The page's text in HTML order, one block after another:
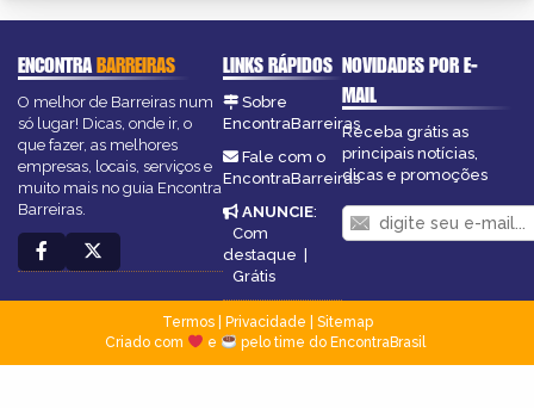
ENCONTRABARREIRAS
O melhor de Barreiras num
só lugar! Dicas, onde ir, o
que fazer, as melhores
empresas, locais, serviços e
muito mais no guia Encontra
Barreiras.
LINKS RÁPIDOS
Sobre
EncontraBarreiras
Fale com o
EncontraBarreiras
ANUNCIE:
Com
destaque |
Grátis
NOVIDADES POR E-
MAIL
Receba grátis as
principais notícias,
dicas e promoções
Termos| Privacidade
Sitemap
Criado com
e pelo time do EncontraBrasil